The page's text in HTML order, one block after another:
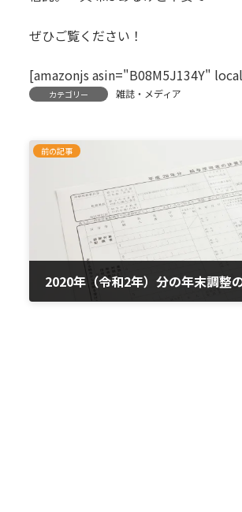
ぜひご覧ください！
[amazonjs asin="B08M5J134Y"
カテゴリー 雑誌・メディア
前の記事
2020年（令和2年）分の年末調整